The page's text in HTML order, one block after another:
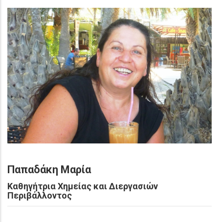
Παπαδάκη Μαρία
Καθηγήτρια Χημείας και Διεργασιών
Περιβάλλοντος